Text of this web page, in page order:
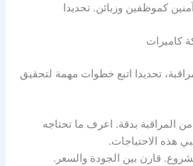
كموظفين وزبائن. تحديدا
كاميرات
تحديدا اتبع خطوات مهمة لتحقيق
المراقبة بدقة. اعرف ما تحتاجه
هذه الاحتياجات.
قارن بين الجودة والسعر.